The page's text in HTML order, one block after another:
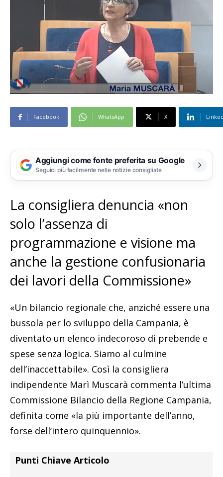
Facebook WhatsApp X
Aggiungi come fonte preferita su Google
Seguici più facilmente nelle notizie consigliate
La consigliera denuncia «non
solo l’assenza di
programmazione e visione ma
anche la gestione confusionaria
dei lavori della Commissione»
«Un bilancio regionale che, anziché essere una
bussola per lo sviluppo della Campania, è
diventato un elenco indecoroso di prebende e
spese senza logica. Siamo al culmine
dell’inaccettabile». Così la consigliera
indipendente Marì Muscarà commenta l’ultima
Commissione Bilancio della Regione Campania,
definita come «la più importante dell’anno,
forse dell’intero quinquennio».
Punti Chiave Articolo